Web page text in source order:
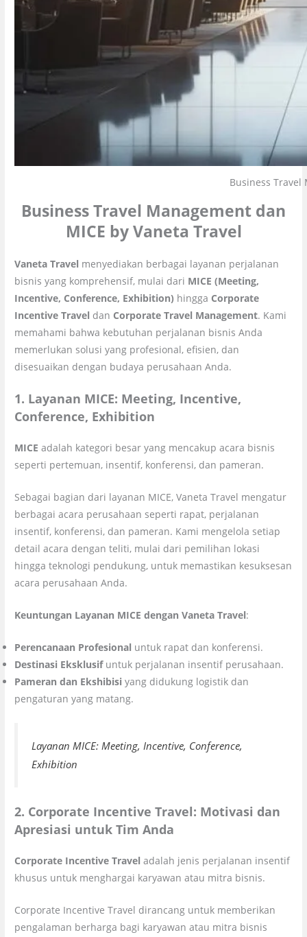
Business Travel
Business Travel Management dan
MICE by Vaneta Travel
Vaneta Travel menyediakan berbagai layanan perjalanan
bisnis yang komprehensif, mulai dari MICE (Meeting,
Incentive, Conference, Exhibition) hingga Corporate
Incentive Travel dan Corporate Travel Management. Kami
memahami bahwa kebutuhan perjalanan bisnis Anda
memerlukan solusi yang profesional, efisien, dan
disesuaikan dengan budaya perusahaan Anda.
1. Layanan MICE: Meeting, Incentive,
Conference, Exhibition
MICE adalah kategori besar yang mencakup acara bisnis
seperti pertemuan, insentif, konferensi, dan pameran.
Sebagai bagian dari layanan MICE, Vaneta Travel mengatur
berbagai acara perusahaan seperti rapat, perjalanan
insentif, konferensi, dan pameran. Kami mengelola setiap
detail acara dengan teliti, mulai dari pemilihan lokasi
hingga teknologi pendukung, untuk memastikan kesuksesan
acara perusahaan Anda.
Keuntungan Layanan MICE dengan Vaneta Travel:
Perencanaan Profesional untuk rapat dan konferensi.
Destinasi Eksklusifuntuk perjalanan insentif perusahaan.
Pameran dan Ekshibisi yang didukung logistik dan
pengaturan yang matang.
Layanan MICE: Meeting, Incentive, Conference,
Exhibition
2. Corporate Incentive Travel: Motivasi dan
Apresiasi untuk Tim Anda
Corporate Incentive Travel adalah jenis perjalanan insentif
khusus untuk menghargai karyawan atau mitra bisnis.
Corporate Incentive Travel dirancang untuk memberikan
pengalaman berharga bagi karyawan atau mitra bisnis